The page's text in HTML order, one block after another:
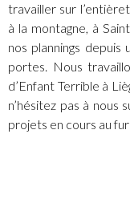
travailler sur
à la montagne, à
nos plannings depuis
portes. Nous
d’Enfant Terrible à
n’hésitez pas à nous
projets en cours au